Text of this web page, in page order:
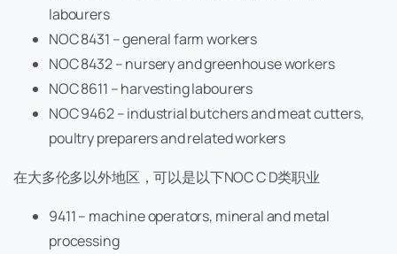
labourers
NOC 8431 – general farm workers
NOC 8432 – nursery and greenhouse workers
NOC 8611 – harvesting labourers
NOC 9462 – industrial butchers and meat cutters,
poultry preparers and related workers
在大多伦多以外地区，可以是以下NOC C D类职业
9411 – machine operators, mineral and metal
processing